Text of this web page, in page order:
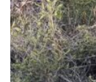
Ante lafalta de
comportamiento
enganchadas